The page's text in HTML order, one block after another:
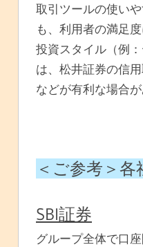
取引ツールの使い
も、利用者の満足度
投資スタイル（例
は、松井証券の信
などが有利な場合が
＜ご参考＞
SBI証券
グループ全体で口